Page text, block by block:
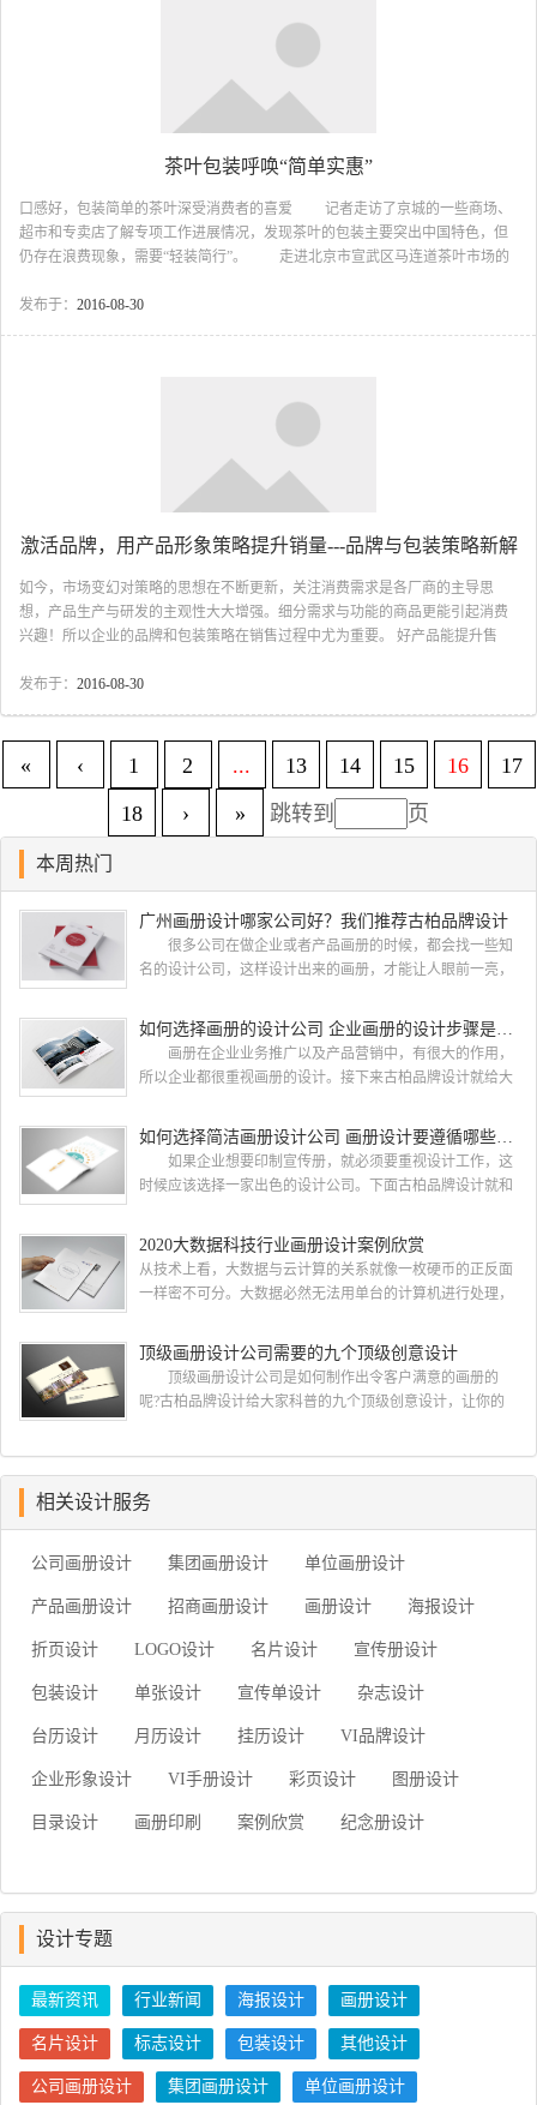
茶叶包装呼唤“简单实惠”
口感好，包装简单的茶叶深受消费者的喜爱 记者走访了京城的一些商场、
超市和专卖店了解专项工作进展情况，发现茶叶的包装主要突出中国特色，但
仍存在浪费现象，需要“轻装简行”。 走进北京市宣武区马连道茶叶市场的
色茶”的长约40厘米的大礼盒，礼盒里放着5个彩碗，另有5个罐子里分别装有50
发布于： 2016-08-30
激活品牌，用产品形象策略提升销量---品牌与包装策略新解
如今，市场变幻对策略的思想在不断更新，关注消费需求是各厂商的主导思
想，产品生产与研发的主观性大大增强。细分需求与功能的商品更能引起消费
兴趣！所以企业的品牌和包装策略在销售过程中尤为重要。 好产品能提升售
进步，已从最初的视觉美化，逐渐向产品销售策略为主的方向发展，尤其是要
优势卖点，变化产品的定位与销售策略，再有效的传达给消费者。一个包装策
发布于： 2016-08-30
« ‹ 1 2 ... 13 14 15 16
17
18
› » 跳转到 页
本周热门
广州画册设计哪家公司好？我们推荐古柏品牌设计
很多公司在做企业或者产品画册的时候，都会找一些知
名的设计公司，这样设计出来的画册，才能让人眼前一亮，
册设计找哪家公司。 广州画册设计哪家公司好？本地人
都会选择古柏品牌设计 广州古柏品牌设计有限公司成立
于2004年，是由一群专业、独特的IT精英组成的团队。一直
如何选择画册的设计公司 企业画册的设计步骤是怎样的
画册在企业业务推广以及产品营销中，有很大的作用，
所以企业都很重视画册的设计。接下来古柏品牌设计就给大
样的? 画册的设计公司 如何选择画册的设计公
司 一，设计水准，这个可以通过设计公司之前的案例来
大概判断一下，比如之前是否做过类似的行业等等 二，
如何选择简洁画册设计公司 画册设计要遵循哪些原则
如果企业想要印制宣传册，就必须要重视设计工作，这
时候应该选择一家出色的设计公司。下面古柏品牌设计就和
循哪些原则? 简洁画册设计公司 如何选择简洁画册
设计公司 一、看公司背景 互联网上存在许多可以查
询企业注册资本与经营状况的企业安全软件，客户们在招标
2020大数据科技行业画册设计案例欣赏
从技术上看，大数据与云计算的关系就像一枚硬币的正反面
一样密不可分。大数据必然无法用单台的计算机进行处理，
数据挖掘。但它必须依托云计算的分布式处理、分布式数据
库和云存储、虚拟化技术。最近古柏就接到一项关于大数据
科技行业画册设计项目，下面我们一起开分析下由古柏小编
顶级画册设计公司需要的九个顶级创意设计
顶级画册设计公司是如何制作出令客户满意的画册的
呢?古柏品牌设计给大家科普的九个顶级创意设计，让你的
开始之前了解你的目的 当您在考虑如何设计宣传册时，
首先要问客户为什么认为他们需要一本宣传册。然后让他们
相关设计服务
公司画册设计 集团画册设计 单位画册设计
产品画册设计 招商画册设计 画册设计 海报设计
折页设计 LOGO设计 名片设计 宣传册设计
包装设计 单张设计 宣传单设计 杂志设计
台历设计 月历设计 挂历设计 VI品牌设计
企业形象设计 VI手册设计 彩页设计 图册设计
目录设计 画册印刷 案例欣赏 纪念册设计
设计专题
最新资讯 行业新闻 海报设计 画册设计
名片设计 标志设计 包装设计 其他设计
公司画册设计 集团画册设计 单位画册设计